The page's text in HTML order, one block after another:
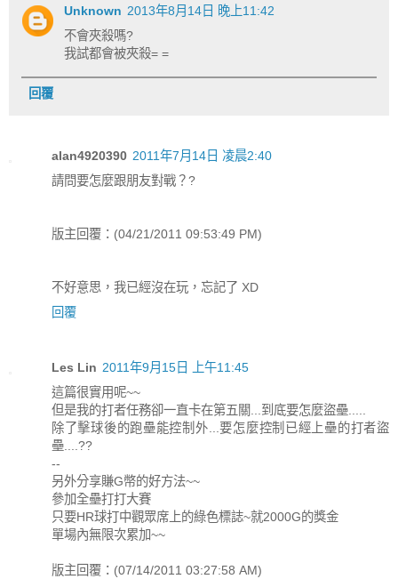
Unknown 2013年8月14日 晚上11:42
不會夾殺嗎?
我試都會被夾殺= =
回覆
alan4920390 2011年7月14日 凌晨2:40
請問要怎麼跟朋友對戰？?
版主回覆：(04/21/2011 09:53:49 PM)
不好意思，我已經沒在玩，忘記了 XD
回覆
Les Lin 2011年9月15日 上午11:45
這篇很實用呢~~
但是我的打者任務卻一直卡在第五關...到底要怎麼盜壘.....
除了擊球後的跑壘能控制外...要怎麼控制已經上壘的打者盜
壘....??
--
另外分享賺G幣的好方法~~
參加全壘打打大賽
只要HR球打中觀眾席上的綠色標誌~就2000G的獎金
單場內無限次累加~~
版主回覆：(07/14/2011 03:27:58 AM)